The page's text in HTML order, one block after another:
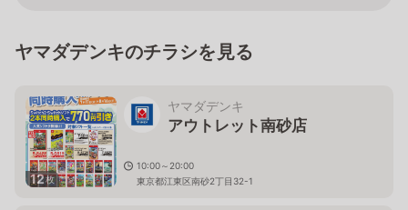
ヤマダデンキのチラシを見る
12枚
ヤマダデンキ
アウトレット南砂店
10:00～20:00
東京都江東区南砂2丁目32-1